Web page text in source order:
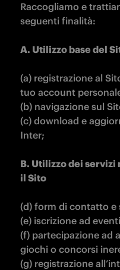
Raccogliamo e
(a) registrazione al
tuo account
(b) navigazione sul
(c) download e
Inter;
B. Utilizzo dei servizi
il Sito
(d) form di contatto e
(e) iscrizione ad
(f) partecipazione ad
giochi o concorsi
(g) registrazione